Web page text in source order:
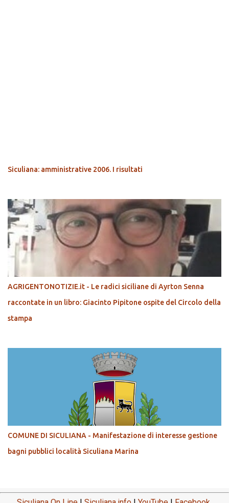
Siculiana: amministrative 2006. I risultati
AGRIGENTONOTIZIE.it - Le radici siciliane di Ayrton Senna
raccontate in un libro: Giacinto Pipitone ospite del Circolo della
stampa
COMUNE DI SICULIANA - Manifestazione di interesse gestione
bagni pubblici località Siculiana Marina